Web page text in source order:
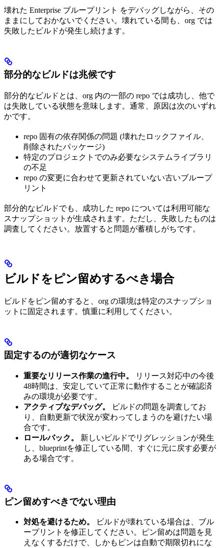
壊れた Enterprise ブループリント をデバッグしながら、その
ままにしておかないでください。壊れている間も、org では
失敗したビルドが発生し続けます。
部分的なビルドは兆候です
部分的なビルドとは、org 内の一部の repo では成功し、他で
は失敗している状態を意味します。通常、原因は次のいずれ
かです。
repo 固有の依存関係の問題 (壊れたロックファイル、
削除されたパッケージ)
特定のプロジェクトでのみ必要なシステムライブラリ
の不足
repo の変更に合わせて更新されていない古いブループ
リント
部分的なビルドでも、成功した repo については利用可能な
スナップショットが生成されます。ただし、失敗したものは
調査してください。放置すると問題が蓄積しがちです。
ビルドをピン留めするべき場合
ビルドをピン留めすると、org の環境は特定のスナップショ
ットに固定されます。慎重に利用してください。
固定するのが適切なケース
重要なリリース作業の進行中。
リリース対応中の今後
48時間は、安定していて正常に動作することが確認済
みの環境が必要です。
アクティブなデバッグ。
ビルドの問題を調査してお
り、自動更新で状況が変わってしまうのを避けたい場
合です。
ロールバック。
新しいビルドでリグレッションが発生
し、blueprintを修正している間、すぐに元に戻す必要が
ある場合です。
ピン留めすべきでない理由
対処を避けるため。
ビルドが壊れている場合は、ブル
ープリントを修正してください。ピン留めは問題を見
えなくするだけで、しかもピンは自動で期限切れにな